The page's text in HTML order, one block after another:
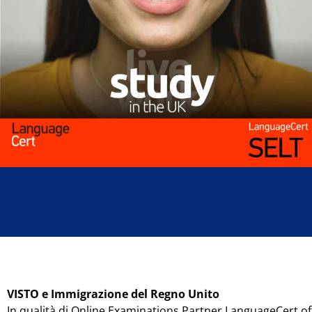
VISTO e Immigrazione del Regno Unito